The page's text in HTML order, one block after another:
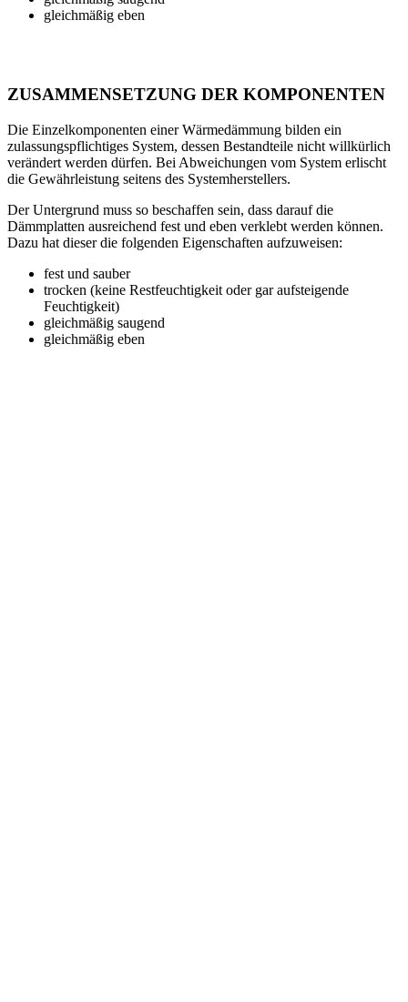
gleichmäßig eben
ZUSAMMENSETZUNG DER KOMPONENTEN
Die Einzelkomponenten einer Wärmedämmung bilden ein
zulassungspflichtiges System, dessen Bestandteile nicht willkürlich
verändert werden dürfen. Bei Abweichungen vom System erlischt
die Gewährleistung seitens des Systemherstellers.
Der Untergrund muss so beschaffen sein, dass darauf die
Dämmplatten ausreichend fest und eben verklebt werden können.
Dazu hat dieser die folgenden Eigenschaften aufzuweisen:
fest und sauber
trocken (keine Restfeuchtigkeit oder gar aufsteigende
Feuchtigkeit)
gleichmäßig saugend
gleichmäßig eben